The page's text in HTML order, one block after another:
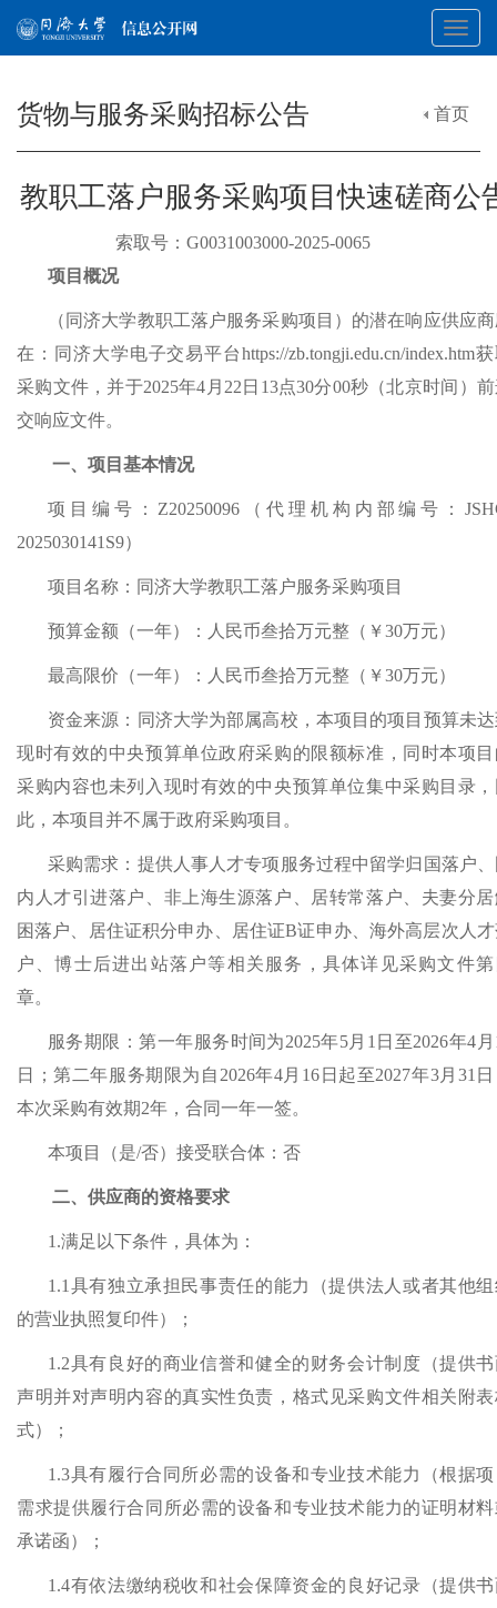
货物与服务采购招标公告 首页
教职工落户服务采购项目快速磋商公
索取号：G0031003000-2025-0065
项目概况
（同济大学教职工落户服务采购项目）的潜在响应供应
在：同济大学电子交易平台https://zb.tongji.edu.cn/index.htm
采购文件，并于2025年4 月 22 日 13点30分00秒（北京时间）
交响应文件。
一、项目基本情况
项目编号： Z20250096（代理机构内部编号：
2025030141S9）
项目名称： 同济大学教职工落户服务采购项目
预算金额（一年）： 人民币叁拾万元整 （￥30万元）
最高限价（一年）：人民币叁拾万元整（￥30万元）
资金来源：同济大学为部属高校，本项目的项目预算未
现时有效的中央预算单位政府采购的限额标准，同时本项
采购内容也未列入现时有效的中央预算单位集中采购目录
此，本项目并不属于政府采购项目。
采购需求： 提供人事人才专项服务过程中留学归国落户
内人才引进落户、非上海生源落户、居转常落户、夫妻分
困落户、居住证积分申办、居住证B证申办、海外高层次人
户、博士后进出站落户等相关服务 ，具体详见采购文件
章。
服务期限：第一年服务时间为2025年5月1日 至2026年4 月
日；第二年服务期限为自 2026年4月16 日起至2027年3月31
本次采购有效期2年，合同一年一签。
本项目（是/否）接受联合体：否
二、供应商的资格要求
1.满足以下条件，具体为：
1.1具有独立承担民事责任的能力（提供法人或者其他
的营业执照复印件）；
1.2具有良好的商业信誉和健全的财务会计制度（提供
声明并对声明内容的真实性负责，格式见采购文件相关附
式）；
1.3具有履行合同所必需的设备和专业技术能力（根据
需求提供履行合同所必需的设备和专业技术能力的证明材
承诺函）；
1.4有依法缴纳税收和社会保障资金的良好记录（提供